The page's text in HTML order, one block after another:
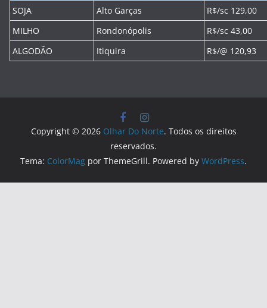
SOJA
Alto Garças
R$/sc 129,00
MILHO
Rondonópolis
R$/sc 43,00
ALGODÃO
Itiquira R$/@ 120,93
Copyright © 2026 Olhar Do Norte. Todos os direitos
reservados.
Tema: ColorMag por ThemeGrill. Powered by WordPress.